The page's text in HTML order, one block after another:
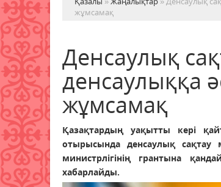
жұмсамақ
Денсаулық
денсаулыққа
жұмсамақ
Қазақтардың уақытты кері
отырысында денсаулық
министрлігінің грантына
хабарлайды.